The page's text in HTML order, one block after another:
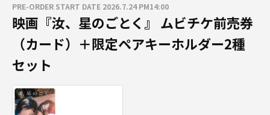
PRE-ORDER START DATE 2026.7.24 PM14:00
映画『汝、星のごとく』 ムビチケ前売券
（カード）＋限定ペアキーホルダー2種
セット